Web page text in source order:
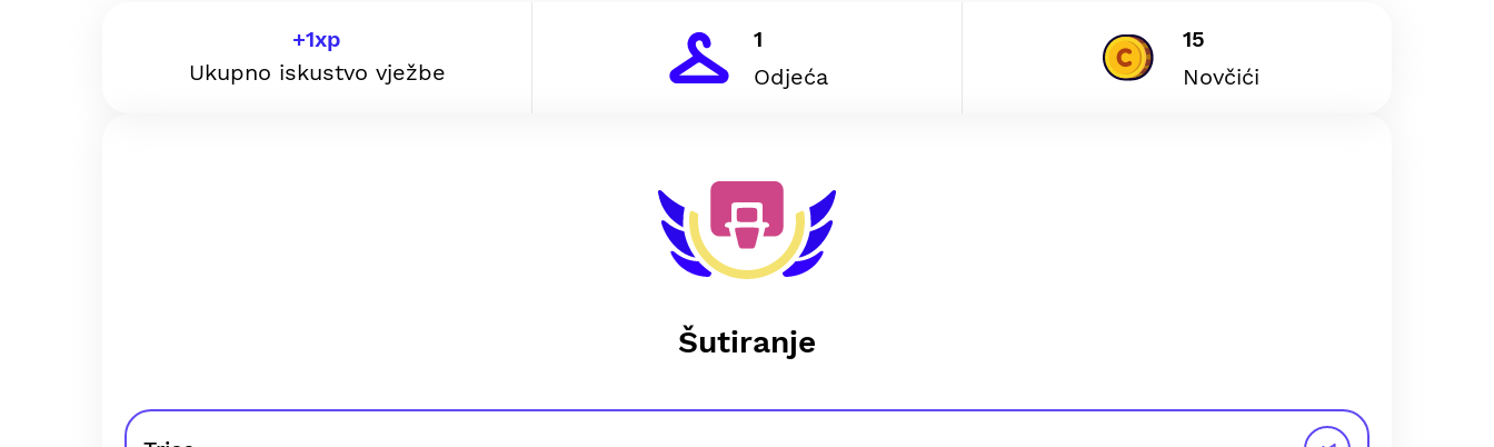
+1xp
Ukupno iskustvo vježbe
1
Odjeća
15
Novčići
Šutiranje